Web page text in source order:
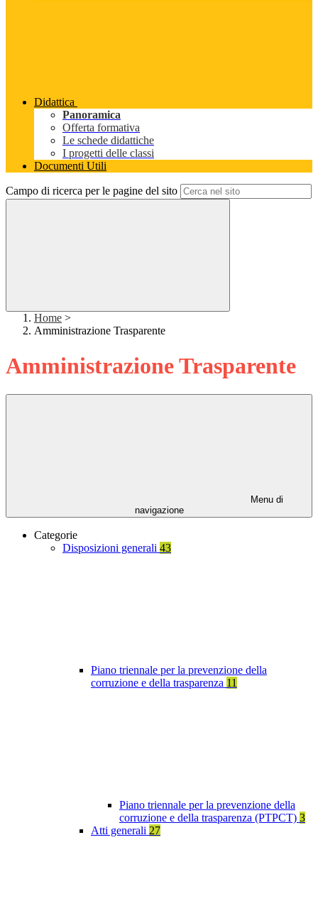
Didattica
Panoramica
Offerta formativa
Le schede didattiche
I progetti delle classi
Documenti Utili
Campo di ricerca per le pagine del sito
Home >
Amministrazione Trasparente
Amministrazione Trasparente
Menu di
navigazione
Categorie
Disposizioni generali 43
Piano triennale per la prevenzione della
corruzione e della trasparenza 11
Piano triennale per la prevenzione della
corruzione e della trasparenza (PTPCT) 3
Atti generali 27